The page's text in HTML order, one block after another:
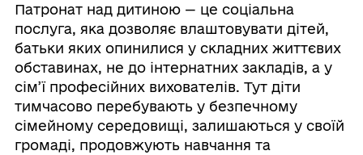
Патронат над дитиною — це соціальна
послуга, яка дозволяє влаштовувати дітей,
батьки яких опинилися у складних життєвих
обставинах, не до інтернатних закладів, а у
сім’ї професійних вихователів. Тут діти
тимчасово перебувають у безпечному
сімейному середовищі, залишаються у своїй
громаді, продовжують навчання та